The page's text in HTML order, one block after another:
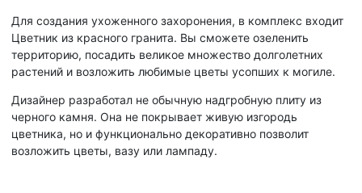
Для создания ухоженного захоронения, в комплекс входит
Цветник из красного гранита. Вы сможете озеленить
территорию, посадить великое множество долголетних
растений и возложить любимые цветы усопших к могиле.
Дизайнер разработал не обычную надгробную плиту из
черного камня. Она не покрывает живую изгородь
цветника, но и функционально декоративно позволит
возложить цветы, вазу или лампаду.